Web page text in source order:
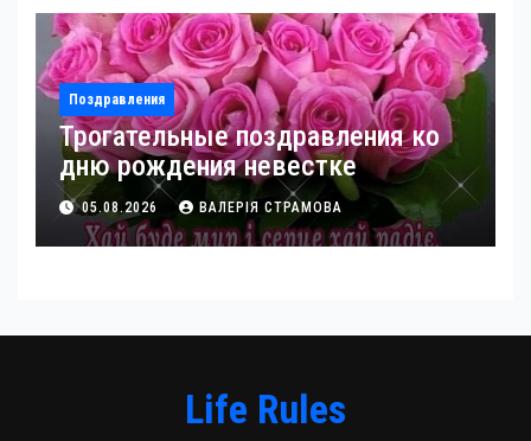
Поздравления
Трогательные поздравления ко
дню рождения невестке
05.08.2026 ВАЛЕРІЯ СТРАМОВА
Life Rules